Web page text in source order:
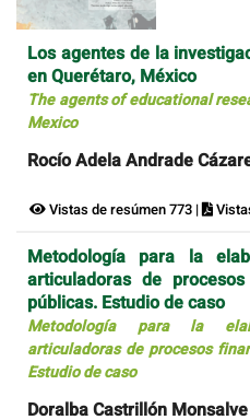
Los agentes de la
en Querétaro, México
The agents of educational
Mexico
Rocío Adela Andrade
Vistas de resúmen 773 |
Metodología para la
articuladoras de
públicas. Estudio de caso
Metodología para la
articuladoras de procesos
Estudio de caso
Doralba Castrillón Monsalve